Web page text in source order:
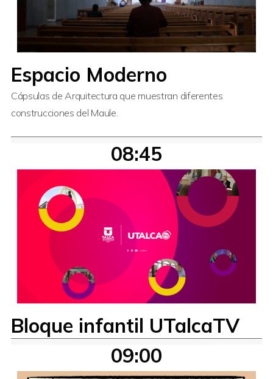
Espacio Moderno
Cápsulas de Arquitectura que muestran diferentes
construcciones del Maule.
08:45
Bloque infantil UTalcaTV
09:00